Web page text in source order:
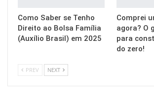
Como Saber se Tenho
Direito ao Bolsa Família
(Auxílio Brasil) em 2025
Comprei
agora? O
para
do zero!
PREV NEXT